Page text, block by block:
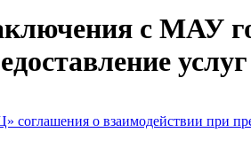
с МАУ
услуг
о взаимодействии при